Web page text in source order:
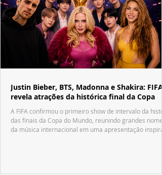
Justin Bieber, BTS, Madonna e Shakira: FIFA
revela atrações da histórica final da Copa
A FIFA confirmou o primeiro show de intervalo da
das finais da Copa do Mundo, reunindo grandes nomes
da música internacional em uma apresentação